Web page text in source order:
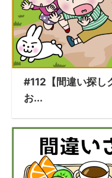
#112【間違い探し
お...